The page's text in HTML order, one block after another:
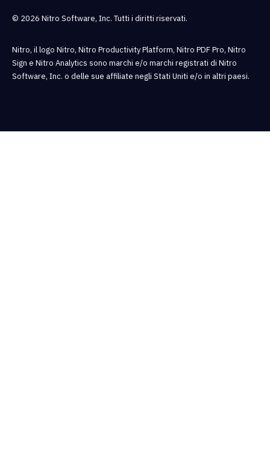
© 2026 Nitro Software, Inc. Tutti i diritti riservati.
Nitro, il logo Nitro, Nitro Productivity Platform, Nitro PDF Pro, Nitro
Sign e Nitro Analytics sono marchi e/o marchi registrati di Nitro
Software, Inc. o delle sue affiliate negli Stati Uniti e/o in altri paesi.